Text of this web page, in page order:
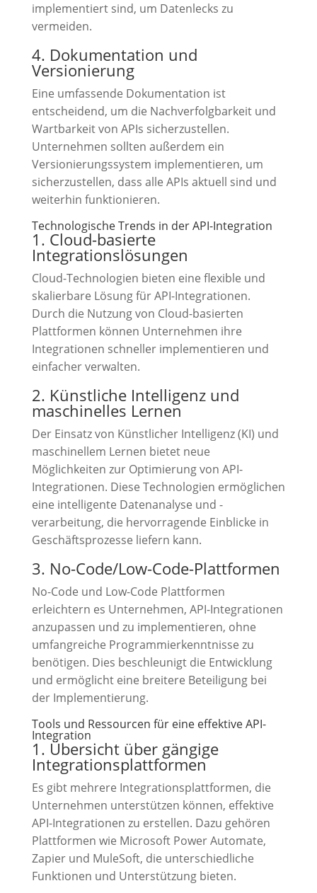
implementiert sind, um Datenlecks zu
vermeiden.
4. Dokumentation und
Versionierung
Eine umfassende Dokumentation ist
entscheidend, um die Nachverfolgbarkeit und
Wartbarkeit von APIs sicherzustellen.
Unternehmen sollten außerdem ein
Versionierungssystem implementieren, um
sicherzustellen, dass alle APIs aktuell sind und
weiterhin funktionieren.
Technologische Trends in der API-Integration
1. Cloud-basierte
Integrationslösungen
Cloud-Technologien bieten eine flexible und
skalierbare Lösung für API-Integrationen.
Durch die Nutzung von Cloud-basierten
Plattformen können Unternehmen ihre
Integrationen schneller implementieren und
einfacher verwalten.
2. Künstliche Intelligenz und
maschinelles Lernen
Der Einsatz von Künstlicher Intelligenz (KI) und
maschinellem Lernen bietet neue
Möglichkeiten zur Optimierung von API-
Integrationen. Diese Technologien ermöglichen
eine intelligente Datenanalyse und -
verarbeitung, die hervorragende Einblicke in
Geschäftsprozesse liefern kann.
3. No-Code/Low-Code-Plattformen
No-Code und Low-Code Plattformen
erleichtern es Unternehmen, API-Integrationen
anzupassen und zu implementieren, ohne
umfangreiche Programmierkenntnisse zu
benötigen. Dies beschleunigt die Entwicklung
und ermöglicht eine breitere Beteiligung bei
der Implementierung.
Tools und Ressourcen für eine effektive API-
Integration
1. Übersicht über gängige
Integrationsplattformen
Es gibt mehrere Integrationsplattformen, die
Unternehmen unterstützen können, effektive
API-Integrationen zu erstellen. Dazu gehören
Plattformen wie Microsoft Power Automate,
Zapier und MuleSoft, die unterschiedliche
Funktionen und Unterstützung bieten.